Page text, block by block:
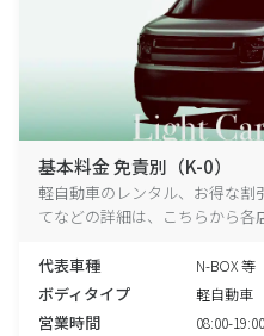
基本料金 免責別（K-0）
軽自動車のレンタル、お得な
てなどの詳細は、こちらから各
代表車種 N-BOX 等
ボディタイプ 軽自動車
営業時間 08:00-19:00